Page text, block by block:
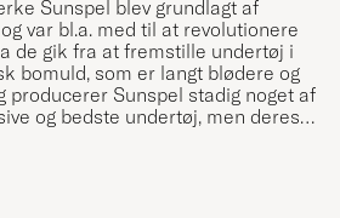
Sunspel blev grundlagt af
var bl.a. med til at revolutionere
de gik fra at fremstille undertøj i
bomuld, som er langt blødere og
producerer Sunspel stadig noget af
og bedste undertøj, men deres